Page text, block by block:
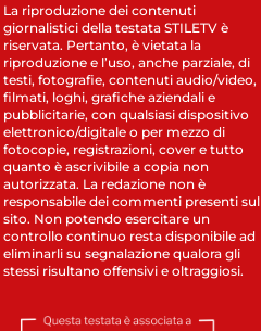
La riproduzione dei contenuti
giornalistici della testata STILETV è
riservata. Pertanto, è vietata la
riproduzione e l’uso, anche parziale, di
testi, fotografie, contenuti audio/video,
filmati, loghi, grafiche aziendali e
pubblicitarie, con qualsiasi dispositivo
elettronico/digitale o per mezzo di
fotocopie, registrazioni, cover e tutto
quanto è ascrivibile a copia non
autorizzata. La redazione non è
responsabile dei commenti presenti sul
sito. Non potendo esercitare un
controllo continuo resta disponibile ad
eliminarli su segnalazione qualora gli
stessi risultano offensivi e oltraggiosi.